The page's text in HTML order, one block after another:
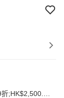
;HK$2,500.00